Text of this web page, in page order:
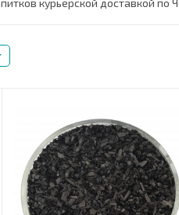
курьерской доставкой по